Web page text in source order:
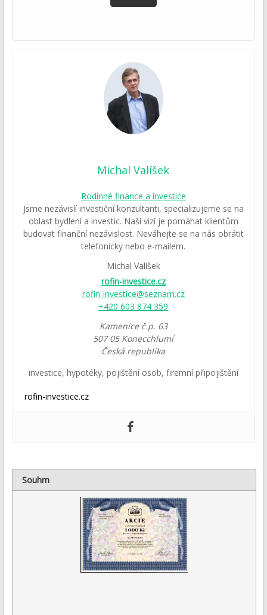
Michal Valíšek
Rodinné finance a investice
Jsme nezávislí investiční konzultanti, specializujeme se na
oblast bydlení a investic. Naší vizí je pomáhat klientům
budovat finanční nezávislost. Neváhejte se na nás obrátit
telefonicky nebo e-mailem.
Michal Valíšek
rofin-investice.cz
rofin-investice@seznam.cz
+420 603 874 359
Kamenice č.p. 63
507 05 Konecchlumí
Česká republika
investice, hypotéky, pojištění osob, firemní připojištění
rofin-investice.cz
Souhrn